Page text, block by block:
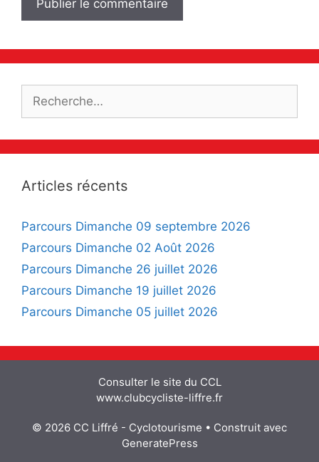
Articles récents
Parcours Dimanche 09 septembre 2026
Parcours Dimanche 02 Août 2026
Parcours Dimanche 26 juillet 2026
Parcours Dimanche 19 juillet 2026
Parcours Dimanche 05 juillet 2026
Consulter le site du CCL
www.clubcycliste-liffre.fr
© 2026 CC Liffré - Cyclotourisme • Construit avec
GeneratePress